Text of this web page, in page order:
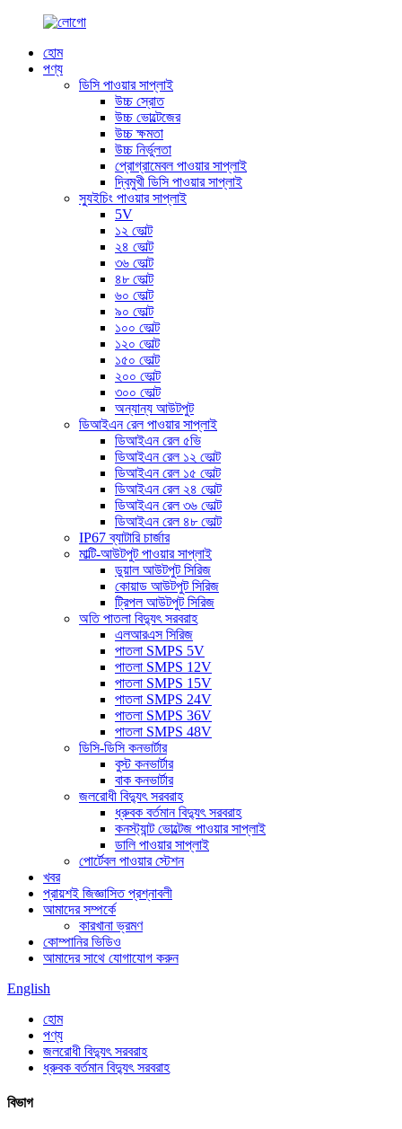
হোম
পণ্য
ডিসি পাওয়ার সাপ্লাই
উচ্চ স্রোত
উচ্চ ভোল্টেজের
উচ্চ ক্ষমতা
উচ্চ নির্ভুলতা
প্রোগ্রামেবল পাওয়ার সাপ্লাই
দ্বিমুখী ডিসি পাওয়ার সাপ্লাই
স্যুইচিং পাওয়ার সাপ্লাই
5V
১২ ভোল্ট
২৪ ভোল্ট
৩৬ ভোল্ট
৪৮ ভোল্ট
৬০ ভোল্ট
৯০ ভোল্ট
১০০ ভোল্ট
১২০ ভোল্ট
১৫০ ভোল্ট
২০০ ভোল্ট
৩০০ ভোল্ট
অন্যান্য আউটপুট
ডিআইএন রেল পাওয়ার সাপ্লাই
ডিআইএন রেল ৫ভি
ডিআইএন রেল ১২ ভোল্ট
ডিআইএন রেল ১৫ ভোল্ট
ডিআইএন রেল ২৪ ভোল্ট
ডিআইএন রেল ৩৬ ভোল্ট
ডিআইএন রেল ৪৮ ভোল্ট
IP67 ব্যাটারি চার্জার
মাল্টি-আউটপুট পাওয়ার সাপ্লাই
ডুয়াল আউটপুট সিরিজ
কোয়াড আউটপুট সিরিজ
ট্রিপল আউটপুট সিরিজ
অতি পাতলা বিদ্যুৎ সরবরাহ
এলআরএস সিরিজ
পাতলা SMPS 5V
পাতলা SMPS 12V
পাতলা SMPS 15V
পাতলা SMPS 24V
পাতলা SMPS 36V
পাতলা SMPS 48V
ডিসি-ডিসি কনভার্টার
বুস্ট কনভার্টার
বাক কনভার্টার
জলরোধী বিদ্যুৎ সরবরাহ
ধ্রুবক বর্তমান বিদ্যুৎ সরবরাহ
কনস্ট্যান্ট ভোল্টেজ পাওয়ার সাপ্লাই
ডালি পাওয়ার সাপ্লাই
পোর্টেবল পাওয়ার স্টেশন
খবর
প্রায়শই জিজ্ঞাসিত প্রশ্নাবলী
আমাদের সম্পর্কে
কারখানা ভ্রমণ
কোম্পানির ভিডিও
আমাদের সাথে যোগাযোগ করুন
English
হোম
পণ্য
জলরোধী বিদ্যুৎ সরবরাহ
ধ্রুবক বর্তমান বিদ্যুৎ সরবরাহ
বিভাগ